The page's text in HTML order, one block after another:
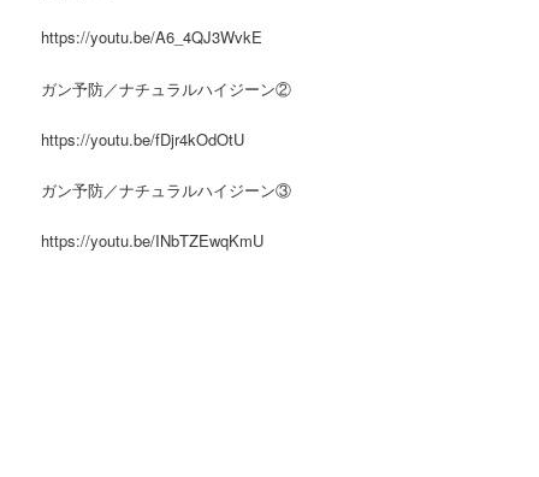
https://youtu.be/A6_4QJ3WvkE
ガン予防／ナチュラルハイジーン②
https://youtu.be/fDjr4kOdOtU
ガン予防／ナチュラルハイジーン③
https://youtu.be/INbTZEwqKmU